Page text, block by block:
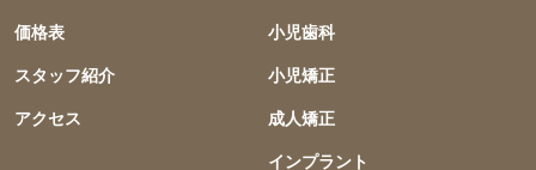
価格表
スタッフ紹介
アクセス
小児歯科
小児矯正
成人矯正
インプラント